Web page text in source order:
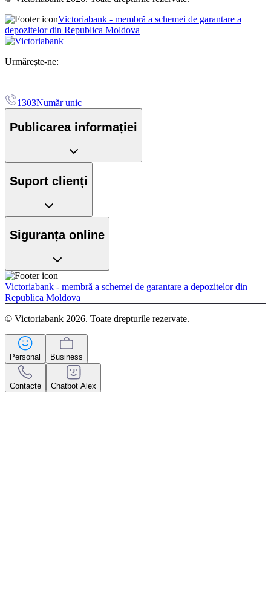
Victoriabank - membră a schemei de garantare a
depozitelor din Republica Moldova
Urmărește-ne:
1303Număr unic
Publicarea informației
Suport clienți
Siguranța online
Victoriabank - membră a schemei de garantare a depozitelor din
Republica Moldova
© Victoriabank 2026. Toate drepturile rezervate.
Personal Business
Contacte Chatbot Alex